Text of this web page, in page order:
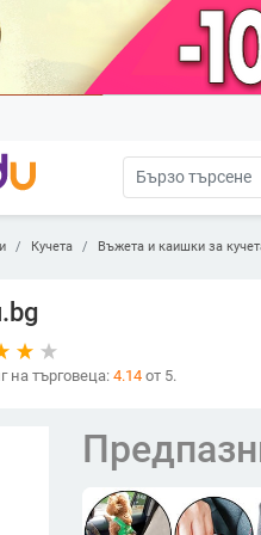
Кучета Въжета и каишки за
на търговеца: 4.14 от 5.